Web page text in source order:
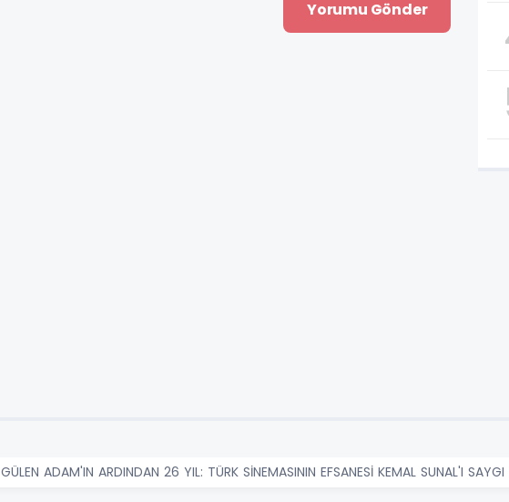
GÜLEN ADAM'IN ARDINDAN 26 YIL: TÜRK SİNEMASININ EFSANESİ KEMAL SUNAL'I